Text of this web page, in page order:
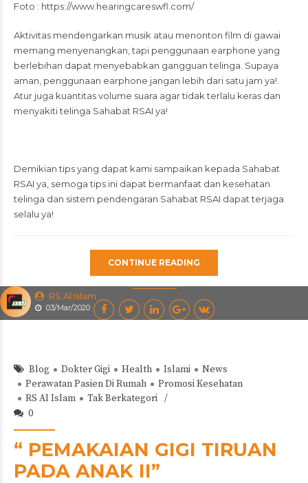
RS Al Islam
03/Mar/2020
Foto : https://www.hearingcareswfl.com/
Aktivitas mendengarkan musik atau menonton film di gawai
memang menyenangkan, tapi penggunaan earphone yang
berlebihan dapat menyebabkan gangguan telinga. Supaya
aman, penggunaan earphone jangan lebih dari satu jam ya!.
Atur juga kuantitas volume suara agar tidak terlalu keras dan
menyakiti telinga Sahabat RSAI ya!
Demikian tips yang dapat kami sampaikan kepada Sahabat
RSAI ya, semoga tips ini dapat bermanfaat dan kesehatan
telinga dan sistem pendengaran Sahabat RSAI dapat terjaga
selalu ya!
CONTINUE READING
Blog Dokter Gigi Health Islami
News
Perawatan Pasien Di Rumah
Promosi Kesehatan
RS Al Islam
Tak Berkategori
0
“ PEMAKAIAN GIGI TIRUAN
PADA ANAK II”